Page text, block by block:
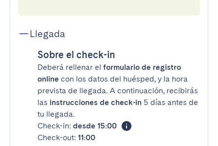
Llegada
Sobre el check-in
Deberá rellenar el formulario de registro
online con los datos del huésped, y la hora
prevista de llegada. A continuación, recibirás
las instrucciones de check-in 5 días antes de
tu llegada.
Check-in: desde 15:00
Check-out: 11:00